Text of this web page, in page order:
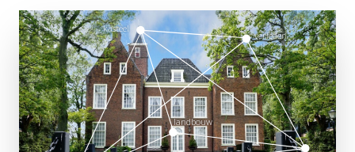
verleden
verleden
kasteel
kasteel
landbouw
landbouw